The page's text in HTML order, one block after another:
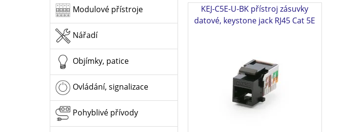
Modulové přístroje
Nářadí
Objímky, patice
Ovládání, signalizace
Pohyblivé přívody
KEJ-C5E-U-BK přístroj zásuvky
datové, keystone jack RJ45 Cat 5E